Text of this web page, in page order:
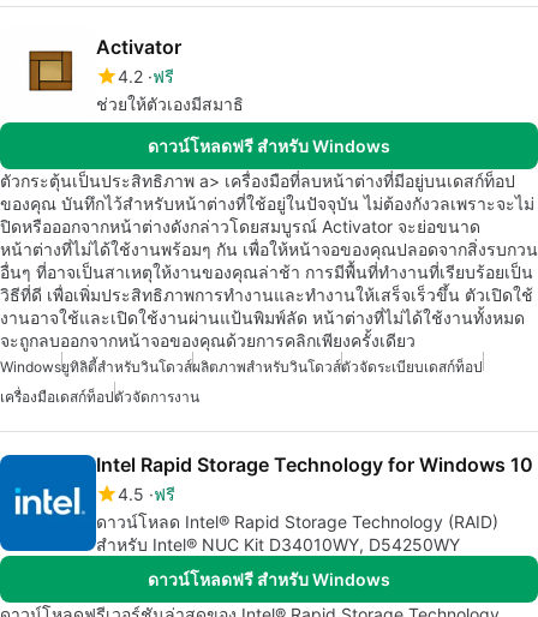
Activator
4.2 ฟรี
ช่วยให้ตัวเองมีสมาธิ
ดาวน์โหลดฟรี สำหรับ Windows
ตัวกระตุ้นเป็นประสิทธิภาพ a> เครื่องมือที่ลบหน้าต่างที่มีอยู่บนเดสก์ท็อป
ของคุณ บันทึกไว้สำหรับหน้าต่างที่ใช้อยู่ในปัจจุบัน ไม่ต้องกังวลเพราะจะไม่
ปิดหรือออกจากหน้าต่างดังกล่าวโดยสมบูรณ์ Activator จะย่อขนาด
หน้าต่างที่ไม่ได้ใช้งานพร้อมๆ กัน เพื่อให้หน้าจอของคุณปลอดจากสิ่งรบกวน
อื่นๆ ที่อาจเป็นสาเหตุให้งานของคุณล่าช้า การมีพื้นที่ทำงานที่เรียบร้อยเป็น
วิธีที่ดี เพื่อเพิ่มประสิทธิภาพการทำงานและทำงานให้เสร็จเร็วขึ้น ตัวเปิดใช้
งานอาจใช้และเปิดใช้งานผ่านแป้นพิมพ์ลัด หน้าต่างที่ไม่ได้ใช้งานทั้งหมด
จะถูกลบออกจากหน้าจอของคุณด้วยการคลิกเพียงครั้งเดียว
Windowsยูทิลิตี้สำหรับวินโดวส์ผลิตภาพสำหรับวินโดวส์ตัวจัดระเบียบเดสก์ท็อป
เครื่องมือเดสก์ท็อปตัวจัดการงาน
Intel Rapid Storage Technology for Windows 10
4.5 ฟรี
ดาวน์โหลด Intel® Rapid Storage Technology (RAID)
สำหรับ Intel® NUC Kit D34010WY, D54250WY
ดาวน์โหลดฟรี สำหรับ Windows